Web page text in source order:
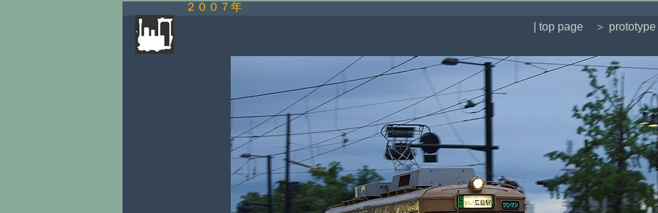
２００７年
| top page
＞ prototype